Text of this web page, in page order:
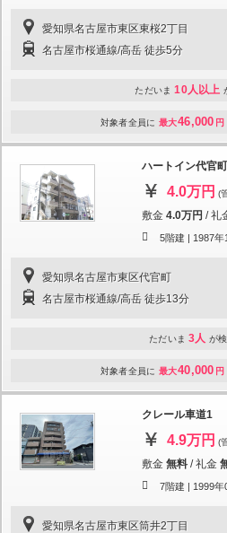
愛知県名古屋市東区東桜2丁目
名古屋市桜通線/高岳 徒歩5分
ただいま 10人以上
対象者全員に 最大46,000 円
ハートイン代官町
4.0万円 (
敷金 4.0万円 /礼
5階建 | 1987年
愛知県名古屋市東区代官町
名古屋市桜通線/高岳 徒歩13分
ただいま 3人 が
対象者全員に 最大40,000 円
クレール車道1
4.9万円 (
敷金 無料 /礼金
7階建 | 1999年
愛知県名古屋市東区筒井2丁目